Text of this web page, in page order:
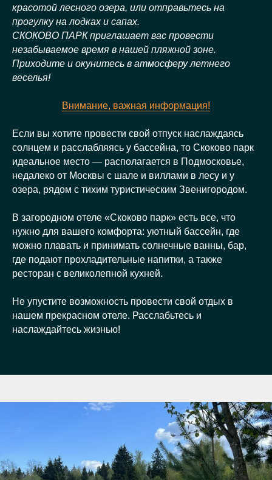
красотой лесного озера, или отправьтесь на
прогулку на лодках и сапах.
СКОКОВО ПАРК приглашает вас провести
незабываемое время в нашей пляжной зоне.
Приходите и окунитесь в атмосферу летнего
веселья!
Внимание, важная информация!
Если вы хотите провести свой отпуск наслаждаясь
солнцем и расслабляясь у бассейна, то Скоково парк
идеальное место — располагается в Подмосковье,
недалеко от Москвы с шале и виллами в лесу и у
озера, рядом с тихим туристическим Звенигородом.
В загородном отеле «Скоково парк» есть все, что
нужно для вашего комфорта: уютный бассейн, где
можно плавать и принимать солнечные ванны, бар,
где подают прохладительные напитки, а также
ресторан с великолепной кухней.
Не упустите возможность провести свой отдых в
нашем прекрасном отеле. Расслабьтесь и
наслаждайтесь жизнью!